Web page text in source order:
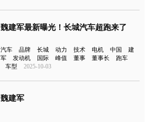
魏建军最新曝光！长城汽车超跑来了
汽车 品牌 长城 动力 技术 电机 中国
建
军
发动机 国际 峰值 董事 董事长
跑车
车型
2025-10-03
魏建军